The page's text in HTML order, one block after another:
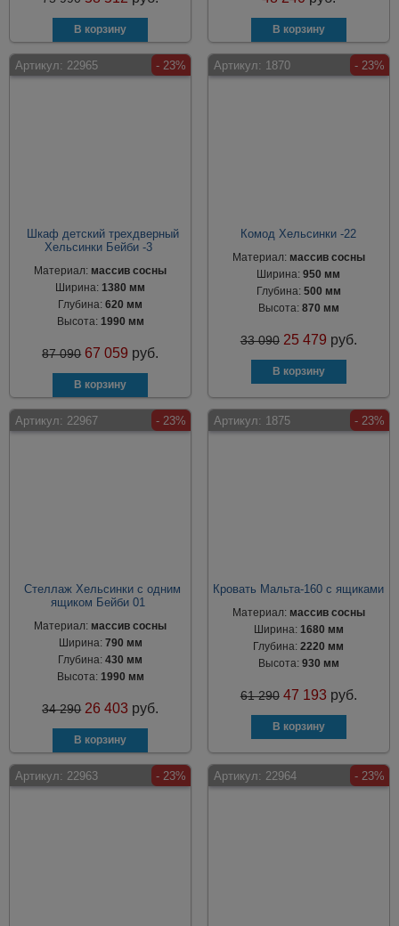
Артикул: 22965 - 23%
Шкаф детский трехдверный
Хельсинки Бейби -3
Материал: массив сосны
Ширина:1380 мм
Глубина:620 мм
Высота: 1990 мм
87 090 67 059 руб.
Артикул: 1870 - 23%
Комод Хельсинки -22
Материал: массив сосны
Ширина:950 мм
Глубина: 500 мм
Высота: 870 мм
33 090 25 479 руб.
Артикул: 22967 - 23%
Стеллаж Хельсинки с одним
ящиком Бейби 01
Материал: массив сосны
Ширина: 790 мм
Глубина:430 мм
Высота: 1990 мм
34 290 26 403 руб.
Артикул: 1875 - 23%
Кровать Мальта-160 с ящиками
Материал: массив сосны
Ширина: 1680 мм
Глубина:2220 мм
Высота: 930 мм
61 290 47 193 руб.
Артикул: 22963 - 23% Артикул: 22964 - 23%